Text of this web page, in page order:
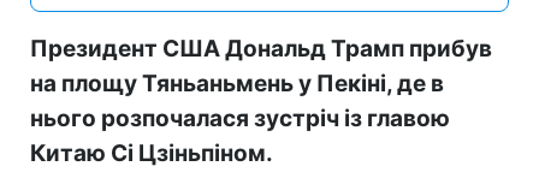
Президент США Дональд Трамп прибув
на площу Тяньаньмень у Пекіні, де в
нього розпочалася зустріч із главою
Китаю Сі Цзіньпіном.